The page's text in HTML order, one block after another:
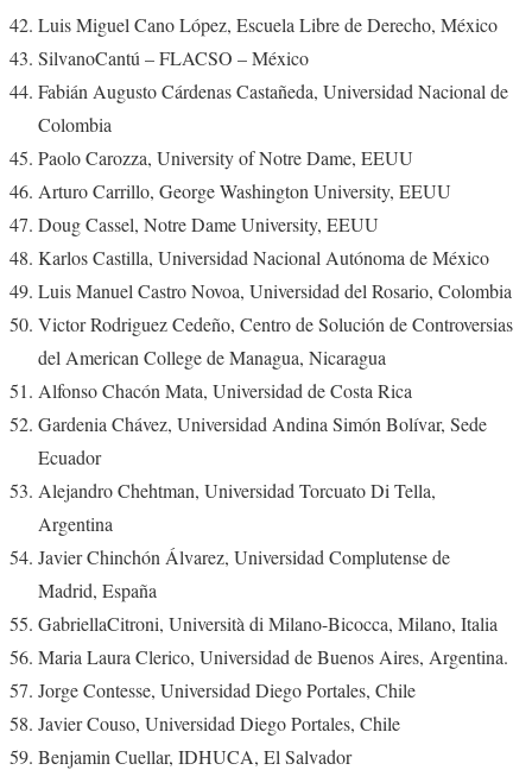
Luis Miguel Cano López, Escuela Libre de Derecho, México
SilvanoCantú – FLACSO – México
Fabián Augusto Cárdenas Castañeda, Universidad Nacional de
Colombia
Paolo Carozza, University of Notre Dame, EEUU
Arturo Carrillo, George Washington University, EEUU
Doug Cassel, Notre Dame University, EEUU
Karlos Castilla, Universidad Nacional Autónoma de México
Luis Manuel Castro Novoa, Universidad del Rosario, Colombia
Victor Rodriguez Cedeño, Centro de Solución de Controversias
del American College de Managua, Nicaragua
Alfonso Chacón Mata, Universidad de Costa Rica
Gardenia Chávez, Universidad Andina Simón Bolívar, Sede
Ecuador
Alejandro Chehtman, Universidad Torcuato Di Tella,
Argentina
Javier Chinchón Álvarez, Universidad Complutense de
Madrid, España
GabriellaCitroni, Università di Milano-Bicocca, Milano, Italia
Maria Laura Clerico, Universidad de Buenos Aires, Argentina.
Jorge Contesse, Universidad Diego Portales, Chile
Javier Couso, Universidad Diego Portales, Chile
Benjamin Cuellar, IDHUCA, El Salvador